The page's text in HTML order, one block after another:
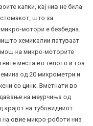
капки, кај нив не била
што за
мотори е безбедна.
хемикалии патуваат
на микро-моторите
места во телото и тоа
од 20 микрометри и
со цинк. Вметнати во
на меурчиња од
на тубовидниот
овие микро-роботи низ